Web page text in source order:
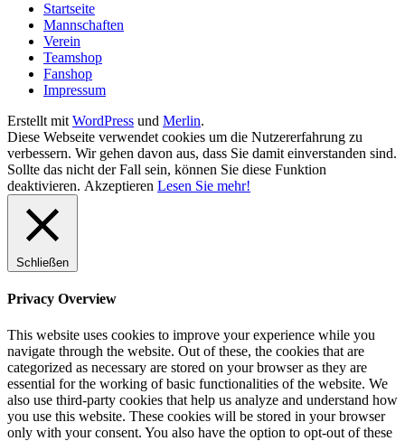
Startseite
Mannschaften
Verein
Teamshop
Fanshop
Impressum
Erstellt mit WordPress und Merlin.
Diese Webseite verwendet cookies um die Nutzererfahrung zu
verbessern. Wir gehen davon aus, dass Sie damit einverstanden sind.
Sollte das nicht der Fall sein, können Sie diese Funktion
deaktivieren. Akzeptieren Lesen Sie mehr!
Schließen
Privacy Overview
This website uses cookies to improve your experience while you
navigate through the website. Out of these, the cookies that are
categorized as necessary are stored on your browser as they are
essential for the working of basic functionalities of the website. We
also use third-party cookies that help us analyze and understand how
you use this website. These cookies will be stored in your browser
only with your consent. You also have the option to opt-out of these